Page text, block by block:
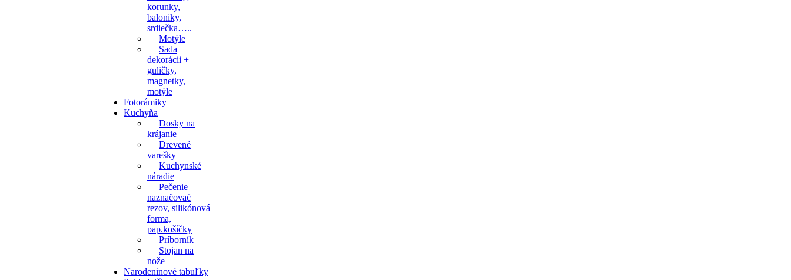
korunky,
baloniky,
srdiečka…..
Motýle
Sada
dekorácii +
guličky,
magnetky,
motýle
Fotorámiky
Kuchyňa
Dosky na
krájanie
Drevené
varešky
Kuchynské
náradie
Pečenie –
naznačovač
rezov, silikónová
forma,
pap.košíčky
Príborník
Stojan na
nože
Narodeninové tabuľky